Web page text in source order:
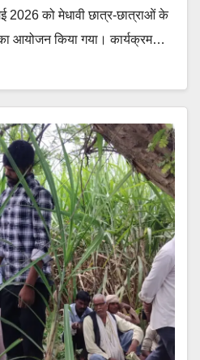
2026 को मेधावी छात्र-छात्राओं के
आयोजन किया गया। कार्यक्रम…